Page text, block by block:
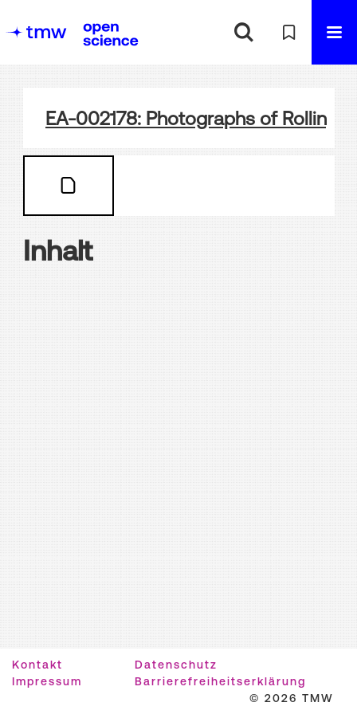
EA-002178: Photographs of Rolling
Inhalt
Kontakt
Datenschutz
Impressum
Barrierefreiheitserklärung
© 2026 TMW